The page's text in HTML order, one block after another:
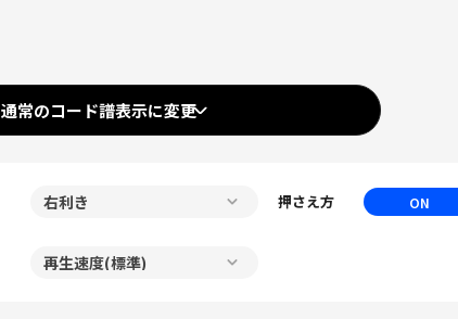
通常のコード譜表示に変更
押さえ方 ON